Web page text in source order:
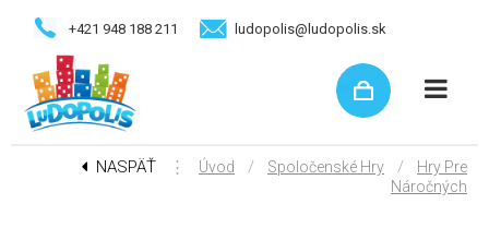
+421 948 188 211 ludopolis@ludopolis.sk
NASPÄŤ ⋮ Úvod / Spoločenské Hry /
Hry Pre
Náročných